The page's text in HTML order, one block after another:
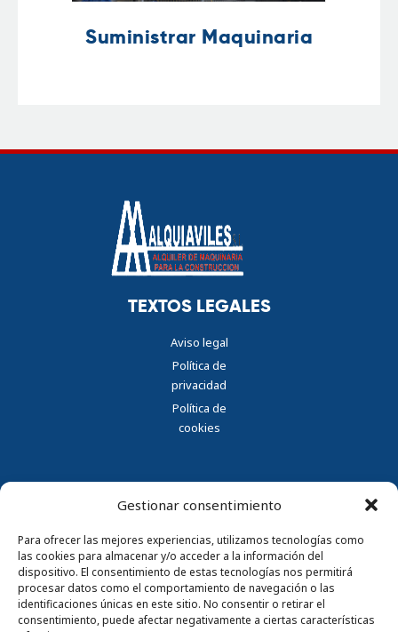
Gestionar consentimiento
Para ofrecer las mejores experiencias, utilizamos tecnologías como
las cookies para almacenar y/o acceder a la información del
dispositivo. El consentimiento de estas tecnologías nos permitirá
procesar datos como el comportamiento de navegación o las
identificaciones únicas en este sitio. No consentir o retirar el
consentimiento, puede afectar negativamente a ciertas características
Suministrar Maquinaria
TEXTOS LEGALES
Aviso legal
Política de
privacidad
Política de
cookies
Parque Empresarial Principado
de Asturias (PEPA), Av del Zinc
Nº33 33490 Avilés, Asturias
985 56 34 02